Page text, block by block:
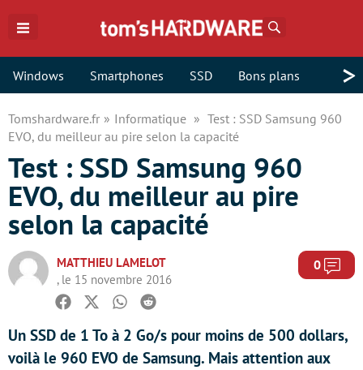
Windows Smartphones SSD Bons plans >
Tomshardware.fr Informatique
Test : SSD Samsung 960
EVO, du meilleur au pire selon la capacité
Test : SSD Samsung 960
EVO, du meilleur au pire
selon la capacité
MATTHIEU LAMELOT
, le 15 novembre 2016
0
Facebook
TwitterWhatsapp
Reddit
Un SSD de 1 To à 2 Go/s pour moins de 500 dollars,
voilà le 960 EVO de Samsung. Mais attention aux